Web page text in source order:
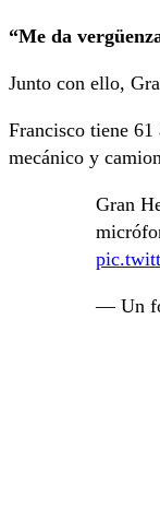
“Me da
Junto con ello,
Francisco tiene
mecánico y
Gran
— Un